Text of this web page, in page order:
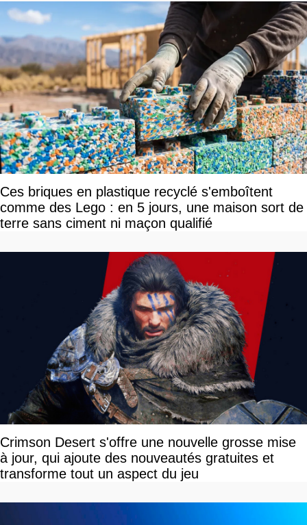
Ces briques en plastique recyclé s'emboîtent
comme des Lego : en 5 jours, une maison sort de
terre sans ciment ni maçon qualifié
Crimson Desert s'offre une nouvelle grosse mise
à jour, qui ajoute des nouveautés gratuites et
transforme tout un aspect du jeu